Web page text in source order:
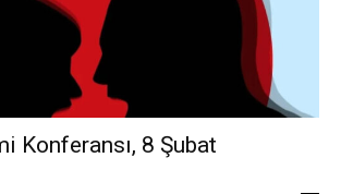
Konferansı, 8 Şubat